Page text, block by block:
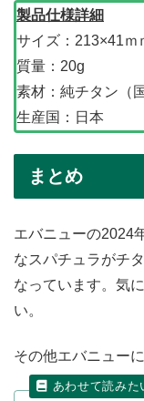
製品仕様詳細
サイズ：213×41ｍ
質量：20g
素材：純チタン（
生産国：日本
まとめ
エバニューの2024
なスパチュラがチ
なっています。気
い。
その他エバニュー